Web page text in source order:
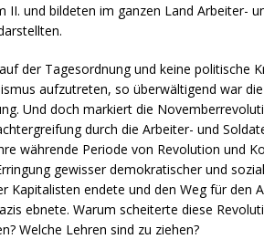
II. und bildeten im ganzen Land Arbeiter-
der Tagesordnung und keine politische
aufzutreten, so überwältigend war
Und doch markiert die
durch die Arbeiter- und
währende Periode von Revolution und
gewisser demokratischer und
Kapitalisten endete und den Weg für den
ebnete. Warum scheiterte diese
Welche Lehren sind zu ziehen?